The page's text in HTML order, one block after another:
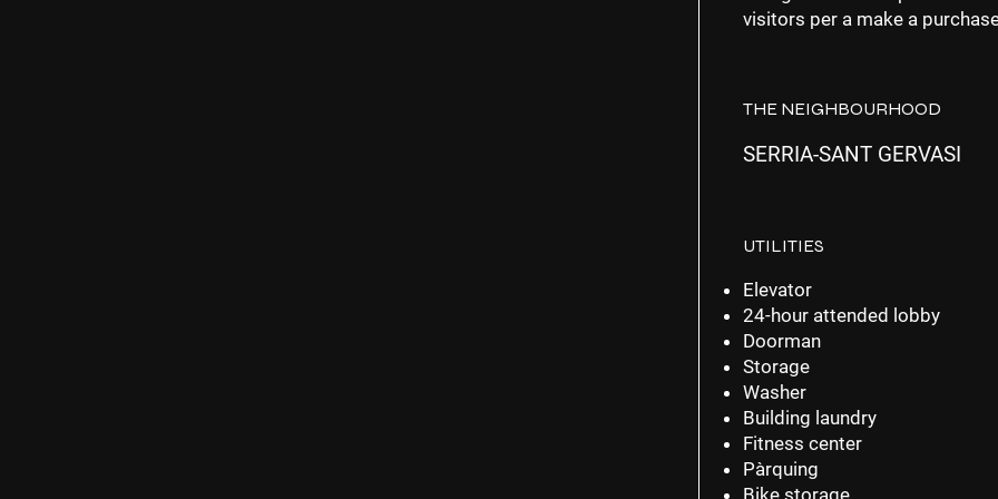
visitors per a make a
THE NEIGHBOURHOOD
SERRIA-SANT GERVASI
UTILITIES
Elevator
24-hour attended lobby
Doorman
Storage
Washer
Building laundry
Fitness center
Pàrquing
Bike storage